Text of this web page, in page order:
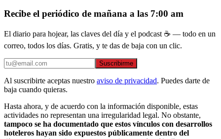
Recibe el periódico de mañana a las 7:00 am
El diario para hojear, las claves del día y el podcast ☕ — todo en un
correo, todos los días. Gratis, y te das de baja con un clic.
Suscribirme
Al suscribirte aceptas nuestro aviso de privacidad. Puedes darte de
baja cuando quieras.
Hasta ahora, y de acuerdo con la información disponible, estas
actividades no representan una irregularidad legal. No obstante,
tampoco se ha documentado que estos vínculos con desarrollos
hoteleros hayan sido expuestos públicamente dentro del